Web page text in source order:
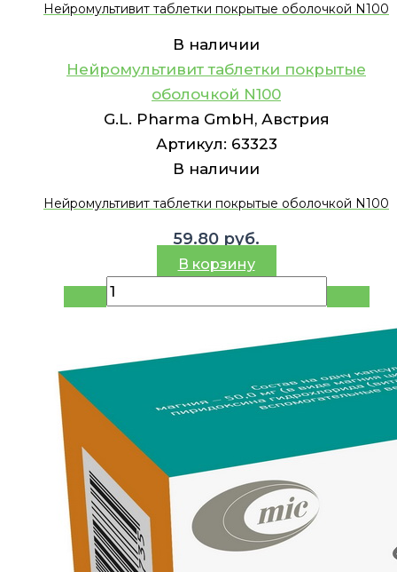
Нейромультивит таблетки покрытые оболочкой N100
В наличии
Нейромультивит таблетки покрытые
оболочкой N100
G.L. Pharma GmbH, Австрия
Артикул: 63323
В наличии
Нейромультивит таблетки покрытые оболочкой N100
59.80 руб.
В корзину